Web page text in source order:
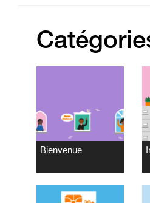
Bienvenue